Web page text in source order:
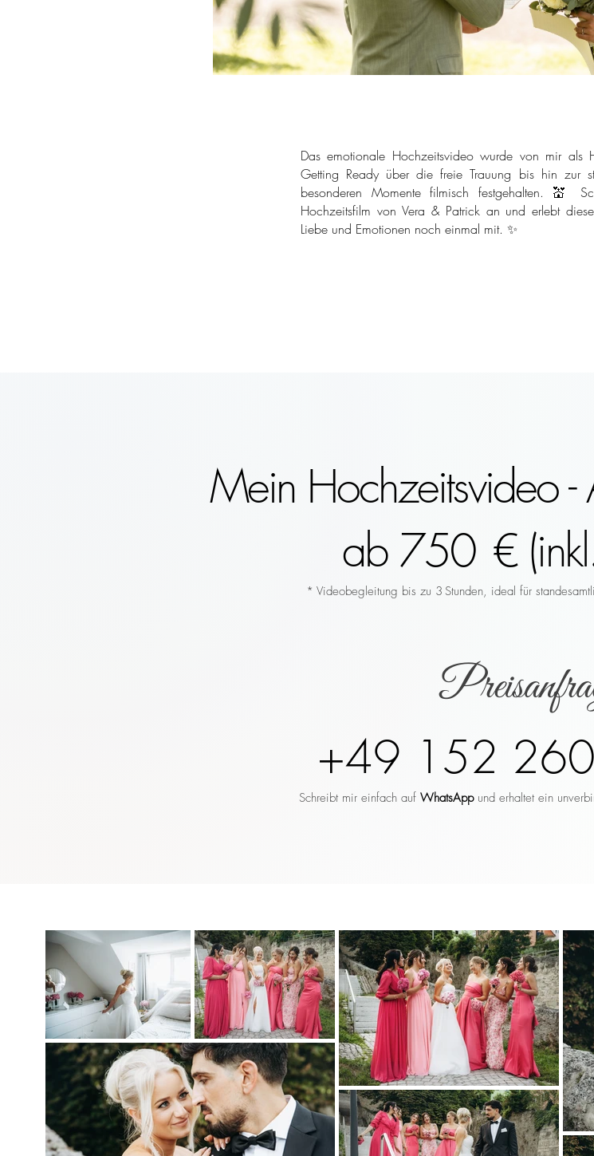
Das emotionale Hochzeitsvideo wurde von mir als
Getting Ready über die freie Trauung bis hin zur
besonderen Momente filmisch festgehalten. 💒
Hochzeitsfilm von Vera & Patrick an und erlebt
Liebe und Emotionen noch einmal mit. ✨
Mein Hochzeitsvideo
ab 750 €
* Videobegleitung bis zu 3 Stunden, ideal für
+49 152
Schreibt mir einfach auf WhatsAppund erhaltet ein